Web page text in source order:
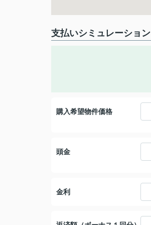
支払いシミュレーション
購入希望物件価格
頭金
金利